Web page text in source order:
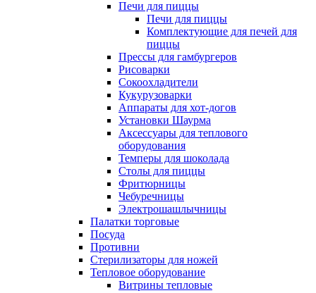
Печи для пиццы
Печи для пиццы
Комплектующие для печей для
пиццы
Прессы для гамбургеров
Рисоварки
Сокоохладители
Кукурузоварки
Аппараты для хот-догов
Установки Шаурма
Аксессуары для теплового
оборудования
Темперы для шоколада
Столы для пиццы
Фритюрницы
Чебуречницы
Электрошашлычницы
Палатки торговые
Посуда
Противни
Стерилизаторы для ножей
Тепловое оборудование
Витрины тепловые